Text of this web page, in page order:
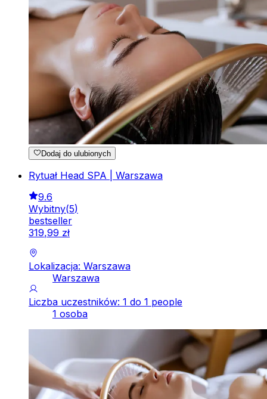
Dodaj do ulubionych
Rytuał Head SPA | Warszawa
9.6
Wybitny(5)
bestseller
319,99 zł
Lokalizacja: Warszawa
Warszawa
Liczba uczestników: 1 do 1 people
1 osoba